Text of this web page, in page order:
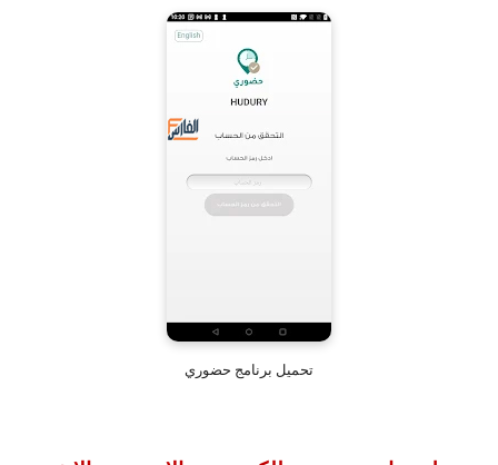
تحميل برنامج حضوري